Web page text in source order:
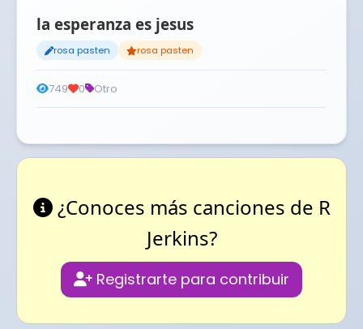
la esperanza es jesus
rosa pasten rosa pasten
749 0 Otro
¿Conoces más canciones de R
Jerkins?
Registrarte para contribuir